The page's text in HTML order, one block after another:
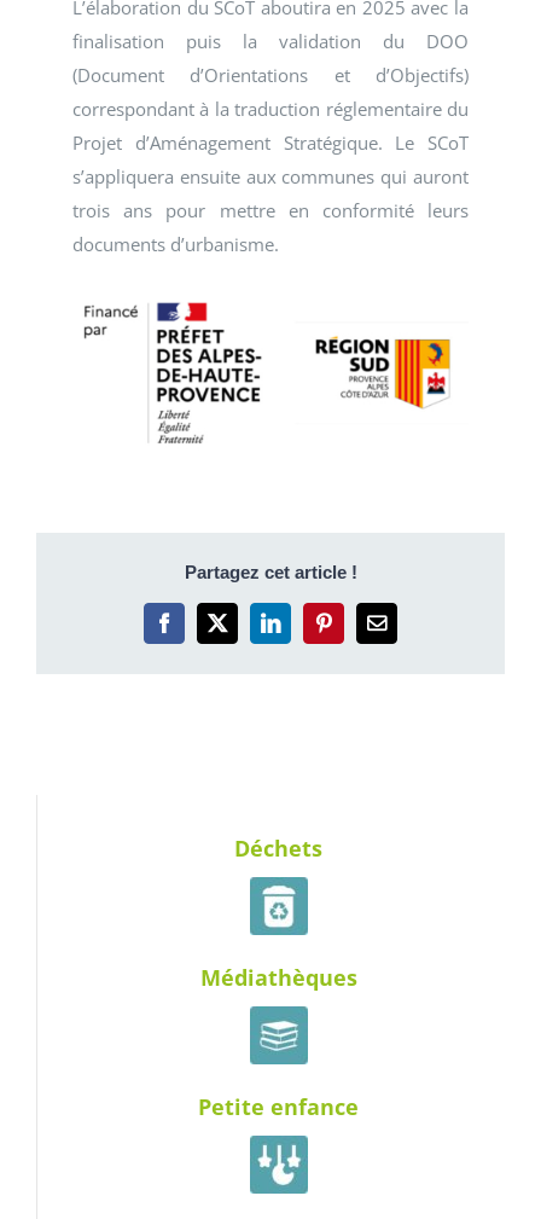
L’élaboration du SCoT aboutira en 2025 avec la
finalisation puis la validation du DOO
(Document d’Orientations et d’Objectifs)
correspondant à la traduction réglementaire du
Projet d’Aménagement Stratégique. Le SCoT
s’appliquera ensuite aux communes qui auront
trois ans pour mettre en conformité leurs
documents d’urbanisme.
Partagez cet article !
Facebook
X LinkedInPinterestEmail
Déchets
Médiathèques
Petite enfance